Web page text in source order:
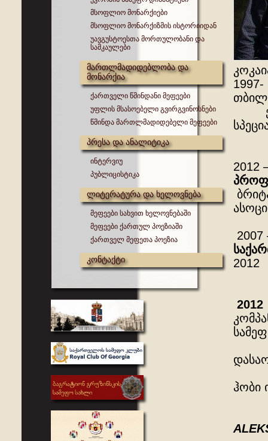
მსოფლიო მონარქიები
მსოფლიო მონარქიზმის ისტორიიდან
უავგუსტოესთა მორთულობანი და
სამკაულები
მართლმადიდებლობა და
მონარქია
ქართველი წმინდანი მეფეები
უფლის მსასოებელი გვირგვინოსნები
წმინდა მართლმადიდებელი მეფეები
პრესა და ანალიტიკა
ინტერვიუ
პუბლიცისტიკა
ლიტერატურა და ხელოვნება
მეფეები სახვით ხელოვნებაში
მეფეები ქართულ პოეზიაში
ქართველ მეფეთა პოეზია
კონტაქტი
2012
ჰობი